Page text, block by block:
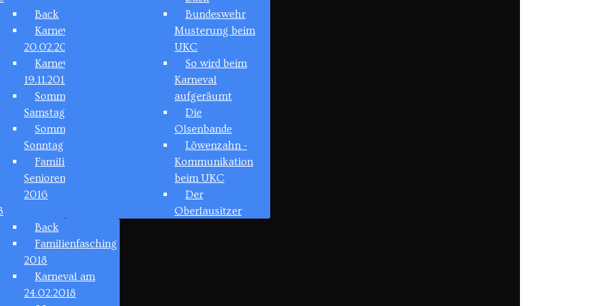
Back
Karneval am
20.02.2016
Karneval am
19.11.2016
Sommerfest 2016
Samstag
Sommerfest 2016
Sonntag
Familien &
Seniorenfasching
2016
Back
Familienfasching
2018
Karneval am
24.02.2018
Bundeswehr
Musterung beim
UKC
So wird beim
Karneval
aufgeräumt
Die
Olsenbande
Löwenzahn -
Kommunikation
beim UKC
Der
Oberlausitzer